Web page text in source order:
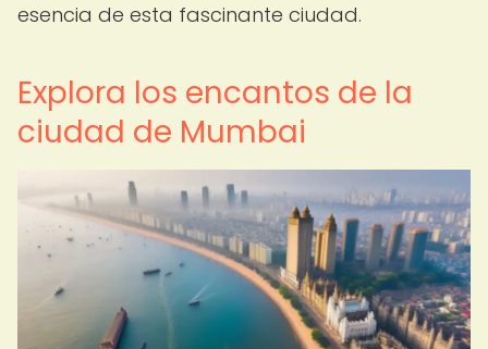
esencia de esta fascinante ciudad.
Explora los encantos de la
ciudad de Mumbai